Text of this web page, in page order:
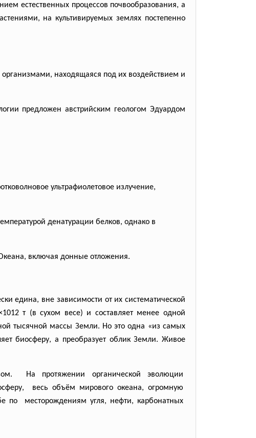
естественных процессов почвообразования, а
на культивируемых землях постепенно
находящаяся под их воздействием и
предложен австрийским геологом Эдуардом
ультрафиолетовое излучение,
денатурации белков, однако в
включая донные отложения.
едина, вне зависимости от их систематической
т (в сухом весе) и составляет менее одной
тысячной массы Земли. Но это одна «из самых
биосферу, а преобразует облик Земли. Живое
На протяжении органической эволюции
весь объём мирового океана, огромную
по месторождениям угля, нефти, карбонатных